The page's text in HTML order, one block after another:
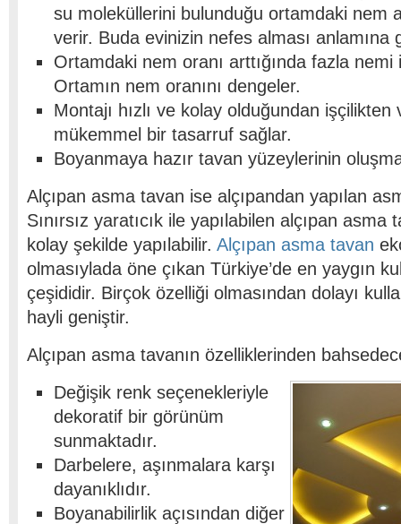
su moleküllerini bulunduğu ortamdaki nem
verir. Buda evinizin nefes alması anlamına
Ortamdaki nem oranı arttığında fazla
Ortamın nem oranını dengeler.
Montajı hızlı ve kolay olduğundan
mükemmel bir tasarruf sağlar.
Boyanmaya hazır tavan yüzeylerinin
Alçıpan asma tavan ise alçıpandan yapılan
Sınırsız yaratıcık ile yapılabilen alçıpan asma
kolay şekilde yapılabilir. Alçıpan asma tavan
olmasıylada öne çıkan Türkiye’de en yaygın
çeşididir. Birçok özelliği olmasından dolayı
hayli geniştir.
Alçıpan asma tavanın özelliklerinden
Değişik renk seçenekleriyle
dekoratif bir görünüm
sunmaktadır.
Darbelere, aşınmalara karşı
dayanıklıdır.
Boyanabilirlik açısından diğer